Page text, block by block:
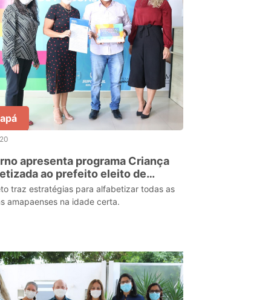
apresenta programa Criança
ao prefeito eleito de
traz estratégias para alfabetizar todas as
amapaenses na idade certa.